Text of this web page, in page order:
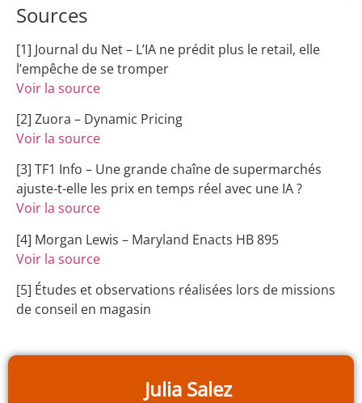
Sources
[1] Journal du Net – L’IA ne prédit plus le retail, elle
l’empêche de se tromper
Voir la source
[2] Zuora – Dynamic Pricing
Voir la source
[3] TF1 Info – Une grande chaîne de supermarchés
ajuste-t-elle les prix en temps réel avec une IA ?
Voir la source
[4] Morgan Lewis – Maryland Enacts HB 895
Voir la source
[5] Études et observations réalisées lors de missions
de conseil en magasin
Julia Salez